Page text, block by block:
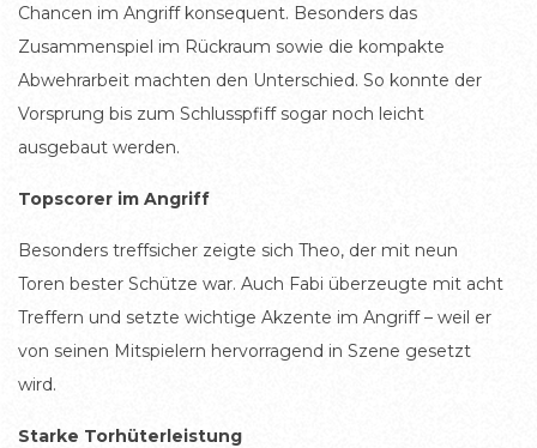
Chancen im Angriff konsequent. Besonders das
Zusammenspiel im Rückraum sowie die kompakte
Abwehrarbeit machten den Unterschied. So konnte der
Vorsprung bis zum Schlusspfiff sogar noch leicht
ausgebaut werden.
Topscorer im Angriff
Besonders treffsicher zeigte sich Theo, der mit neun
Toren bester Schütze war. Auch Fabi überzeugte mit acht
Treffern und setzte wichtige Akzente im Angriff – weil er
von seinen Mitspielern hervorragend in Szene gesetzt
wird.
Starke Torhüterleistung